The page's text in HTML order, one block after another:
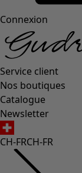
Connexion
Service client
Nos boutiques
Catalogue
Newsletter
CH-FRCH-FR